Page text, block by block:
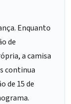
Enquanto
de
a camisa
continua
de 15 de